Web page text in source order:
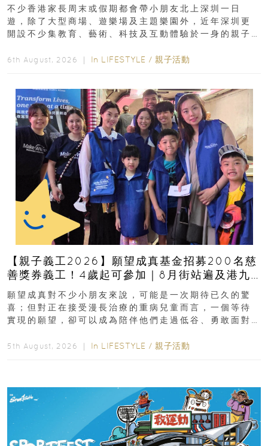
不少香港家長周末或假期都會帶小朋友北上深圳一日
遊，除了大型商場、遊樂場及主題樂園外，近年深圳更
開設不少集教育、藝術、科技及互動體驗於一身的親子
6th August, 2026 ｜ In LIFESTYLE / 親子活動
【親子義工2026】願望成真基金招募200名慈
善獎券義工！4歲起可參加｜8月街站遍及港九
新界
願望成真對不少小朋友來說，可能是一次期待已久的驚
喜；但對正在接受漫長治療的重病兒童而言，一個等待
實現的願望，卻可以成為陪伴他們走過低谷、勇敢面對
5th August, 2026 ｜ In LIFESTYLE / 親子活動